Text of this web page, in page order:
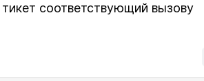
соответствующий вызову